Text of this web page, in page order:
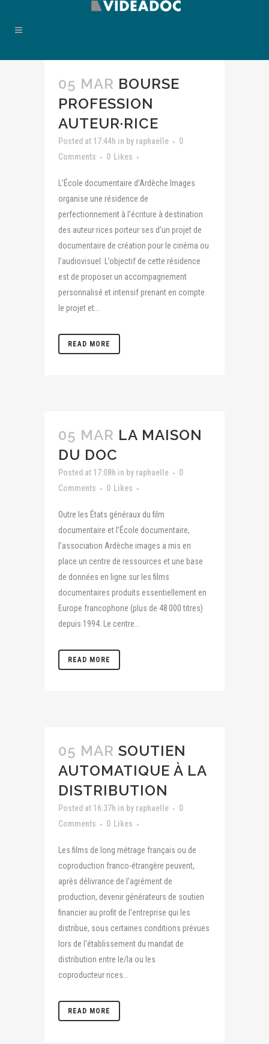
05 MAR BOURSE
PROFESSION
AUTEUR·RICE
Posted at 17:44h in by raphaelle
0
Comments
0 Likes
L’École documentaire d’Ardèche Images
organise une résidence de
perfectionnement à l’écriture à destination
des auteur·rices porteur·ses d’un projet de
documentaire de création pour le cinéma ou
l’audiovisuel. L’objectif de cette résidence
est de proposer un accompagnement
personnalisé et intensif prenant en compte
le projet et...
READ MORE
05 MAR LA MAISON
DU DOC
Posted at 17:08h in by raphaelle
0
Comments
0 Likes
Outre les États généraux du film
documentaire et l’École documentaire,
l’association Ardèche images a mis en
place un centre de ressources et une base
de données en ligne sur les films
documentaires produits essentiellement en
Europe francophone (plus de 48 000 titres)
depuis 1994. Le centre...
READ MORE
05 MAR SOUTIEN
AUTOMATIQUE À LA
DISTRIBUTION
Posted at 16:37h in by raphaelle
0
Comments
0 Likes
Les films de long métrage français ou de
coproduction franco-étrangère peuvent,
après délivrance de l'agrément de
production, devenir générateurs de soutien
financier au profit de l'entreprise qui les
distribue, sous certaines conditions prévues
lors de l'établissement du mandat de
distribution entre le/la ou les
coproducteur·rices...
READ MORE